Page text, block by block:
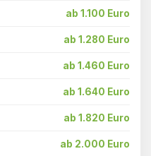
ab 1.100 Euro
ab 1.280 Euro
ab 1.460 Euro
ab 1.640 Euro
ab 1.820 Euro
ab 2.000 Euro